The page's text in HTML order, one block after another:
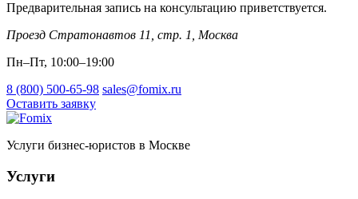
Предварительная запись на консультацию приветствуется.
Проезд Стратонавтов 11, стр. 1
Москва
Пн–Пт, 10:00–19:00
8 (800) 500-65-98 sales@fomix.ru
Оставить заявку
Услуги бизнес-юристов в Москве
Услуги